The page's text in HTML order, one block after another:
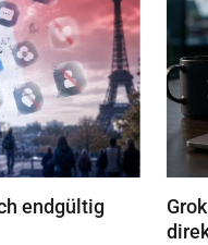
endgültig